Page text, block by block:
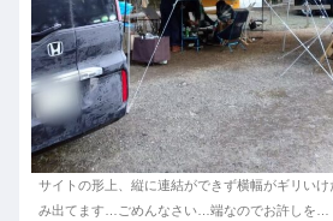
サイトの形上、縦に連結ができず横幅がギリい
み出てます…ごめんなさい…端なのでお許しを…